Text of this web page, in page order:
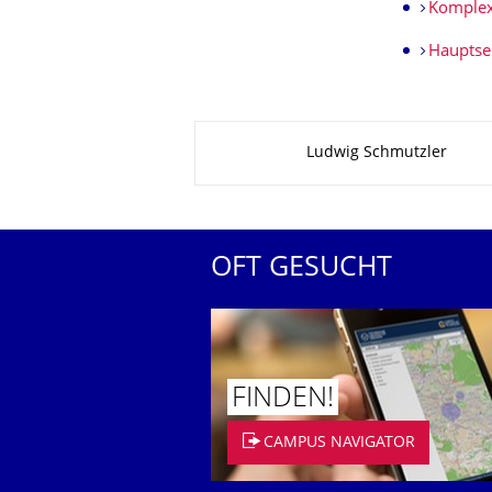
Ludwig Schmutzler
OFT GESUCHT
FINDEN!
CAMPUS NAVIGATOR